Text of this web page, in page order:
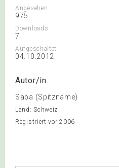
Angesehen
975
Downloads
7
Aufgeschaltet
04.10.2012
Autor/in
Saba (Spitzname)
Land: Schweiz
Registriert vor 2006